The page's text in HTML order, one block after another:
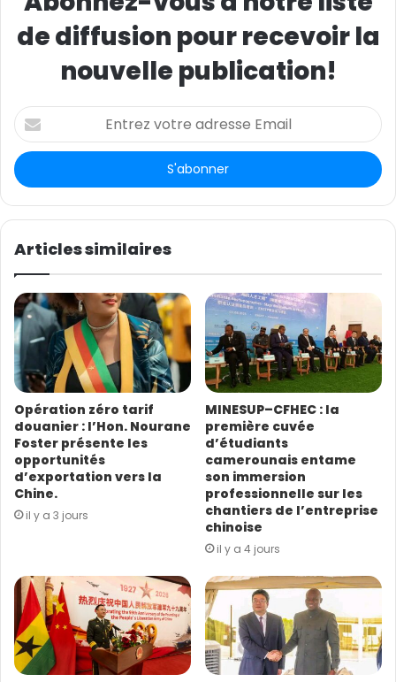
de diffusion pour recevoir la
nouvelle publication!
E
n
r
e
z
o
r
e
a
d
r
e
s
s
e
E
m
a
l
Articles similaires
Opération zéro tarif
douanier : l’Hon. Nourane
Foster présente les
opportunités
d’exportation vers la
Chine.
il y a 3 jours
MINESUP–CFHEC : la
première cuvée
d’étudiants
camerounais entame
son immersion
professionnelle sur les
chantiers de l’entreprise
chinoise
il y a 4 jours